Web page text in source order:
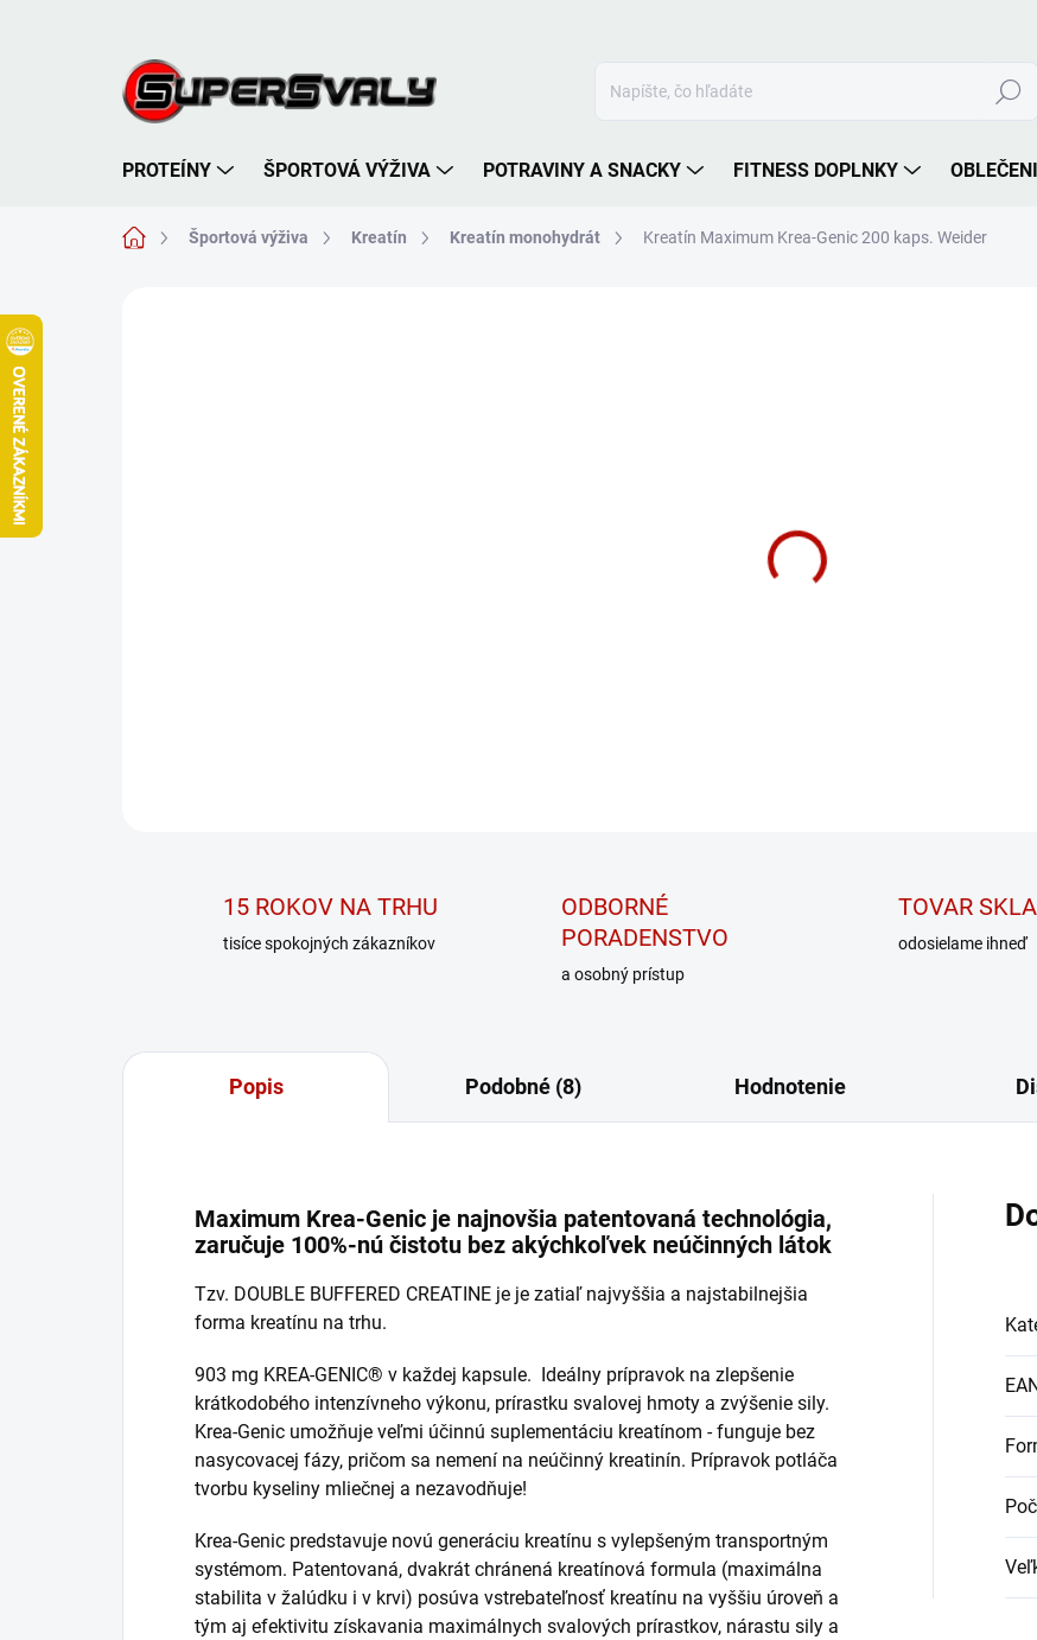
Hľadať
PROTEÍNY ŠPORTOVÁ VÝŽIVA POTRAVINY A SNACKY FITNESS DOPLNKY
DomovŠportová výživa Kreatín Kreatín monohydrát Kreatín Maximum Krea-Genic 200 kaps. Weider
DETAILNÉ INFORMÁCIE
15 ROKOV NA TRHU
tisíce spokojných zákazníkov
ODBORNÉ
PORADENSTVO
a osobný prístup
TOVAR
odosielame ihneď
Popis Podobné (8) Hodnotenie
Maximum Krea-Genic je najnovšia patentovaná technológia,
zaručuje 100%-nú čistotu bez akýchkoľvek neúčinných látok
Tzv. DOUBLE BUFFERED CREATINE je je zatiaľ najvyššia a najstabilnejšia
forma kreatínu na trhu.
903 mg KREA-GENIC® v každej kapsule. Ideálny prípravok na zlepšenie
krátkodobého intenzívneho výkonu, prírastku svalovej hmoty a zvýšenie sily.
Krea-Genic umožňuje veľmi účinnú suplementáciu kreatínom - funguje bez
nasycovacej fázy, pričom sa nemení na neúčinný kreatinín. Prípravok potláča
tvorbu kyseliny mliečnej a nezavodňuje!
Krea-Genic predstavuje novú generáciu kreatínu s vylepšeným transportným
systémom. Patentovaná, dvakrát chránená kreatínová formula (maximálna
stabilita v žalúdku i v krvi) posúva vstrebateľnosť kreatínu na vyššiu úroveň a
tým aj efektivitu získavania maximálnych svalových prírastkov, nárastu sily a
EAN